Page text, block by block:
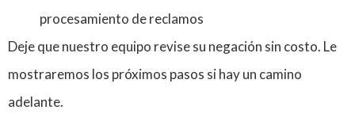
procesamiento de reclamos
Deje que nuestro equipo revise su negación sin costo. Le
mostraremos los próximos pasos si hay un camino
adelante.